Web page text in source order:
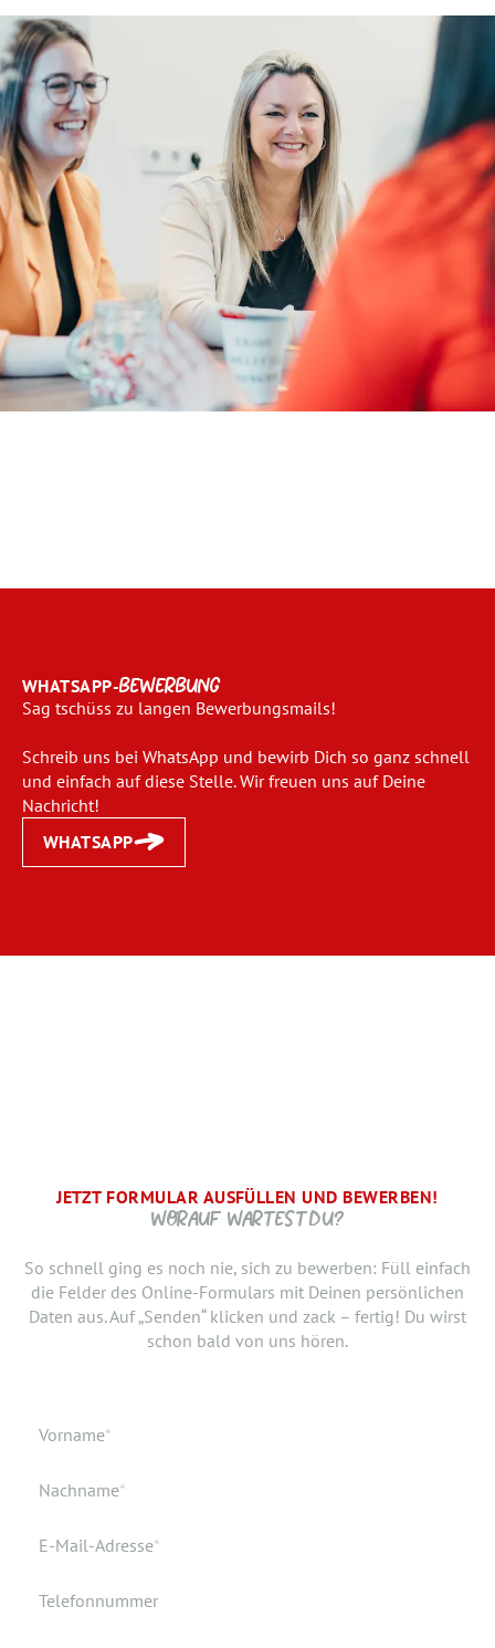
WHATSAPP-BEWERBUNG
Sag tschüss zu langen Bewerbungsmails!
Schreib uns bei WhatsApp und bewirb Dich so ganz schnell
und einfach auf diese Stelle. Wir freuen uns auf Deine
Nachricht!
WHATSAPP
JETZT FORMULAR AUSFÜLLEN UND BEWERBEN!
WORAUF WARTEST DU?
So schnell ging es noch nie, sich zu bewerben: Füll einfach
die Felder des Online-Formulars mit Deinen persönlichen
Daten aus. Auf „Senden“ klicken und zack – fertig! Du wirst
schon bald von uns hören.
Pflichtfeld
Vorname*
Pflichtfeld
Nachname*
Pflichtfeld
E-Mail-Adresse*
Telefonnummer
BRAUCHEN WIR NOCH ...
SCHRITT.
bist, den neuen Job anzutreten. Du möchtest Deiner
Bewerbung doch noch einen Lebenslauf oder ein anderes
Dokument hinzufügen? Hier kannst Du es hochladen.
Verfügbar ab
Dokumente
Ich akzeptiere die elektronische Speicherung meiner Daten
DANKE, WIR FREUEN UNS AUF DICH UND MELDEN UNS